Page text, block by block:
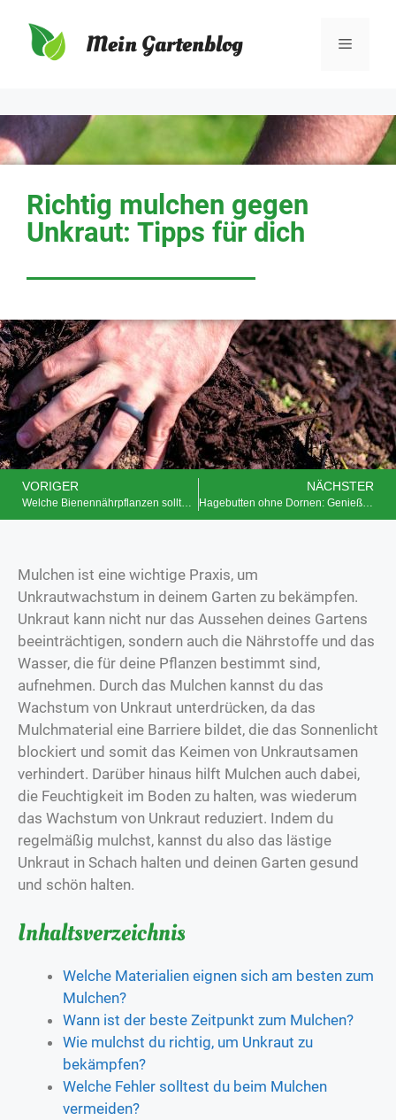
Mein Gartenblog
Richtig mulchen gegen
Unkraut: Tipps für dich
VORIGER
Welche Bienennährpflanzen solltest du in deinem Garten haben?
NÄCHSTER
Hagebutten ohne Dornen: Genieße die Vorteile der stachellosen Früchte
Mulchen ist eine wichtige Praxis, um
Unkrautwachstum in deinem Garten zu bekämpfen.
Unkraut kann nicht nur das Aussehen deines Gartens
beeinträchtigen, sondern auch die Nährstoffe und das
Wasser, die für deine Pflanzen bestimmt sind,
aufnehmen. Durch das Mulchen kannst du das
Wachstum von Unkraut unterdrücken, da das
Mulchmaterial eine Barriere bildet, die das Sonnenlicht
blockiert und somit das Keimen von Unkrautsamen
verhindert. Darüber hinaus hilft Mulchen auch dabei,
die Feuchtigkeit im Boden zu halten, was wiederum
das Wachstum von Unkraut reduziert. Indem du
regelmäßig mulchst, kannst du also das lästige
Unkraut in Schach halten und deinen Garten gesund
und schön halten.
Inhaltsverzeichnis
Welche Materialien eignen sich am besten zum
Mulchen?
Wann ist der beste Zeitpunkt zum Mulchen?
Wie mulchst du richtig, um Unkraut zu
bekämpfen?
Welche Fehler solltest du beim Mulchen
vermeiden?